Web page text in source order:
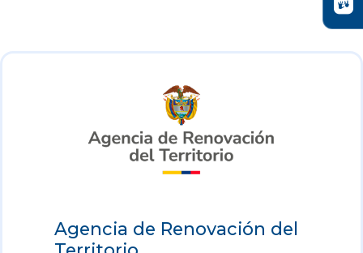
Agencia de Renovación del